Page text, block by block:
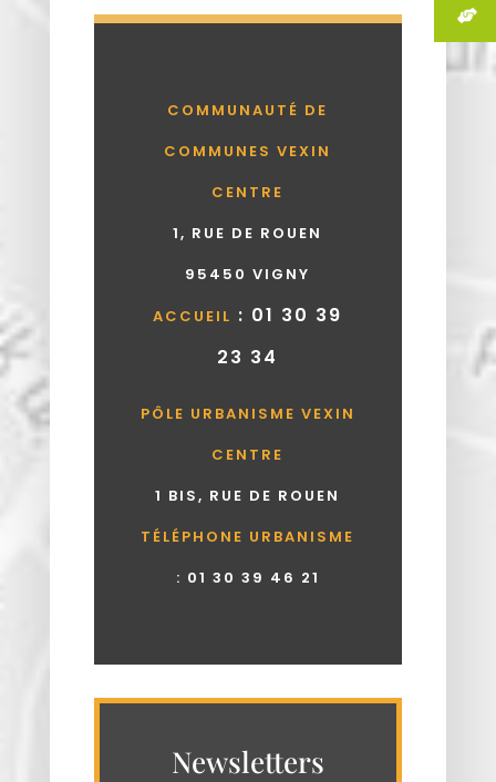
COMMUNAUTÉ DE
COMMUNES VEXIN
CENTRE
1, RUE DE ROUEN
95450 VIGNY
ACCUEIL : 01 30 39
23 34
PÔLE URBANISME VEXIN
CENTRE
1 BIS, RUE DE ROUEN
TÉLÉPHONE URBANISME
: 01 30 39 46 21
Newsletters